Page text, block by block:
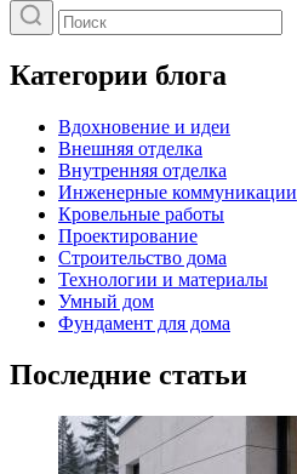
Категории блога
Вдохновение и идеи
Внешняя отделка
Внутренняя отделка
Инженерные коммуникации
Кровельные работы
Проектирование
Строительство дома
Технологии и материалы
Умный дом
Фундамент для дома
Последние статьи